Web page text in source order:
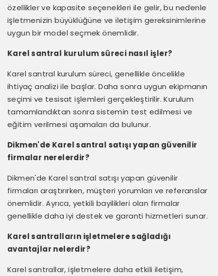
özellikler ve kapasite seçenekleri ile gelir, bu nedenle
işletmenizin büyüklüğüne ve iletişim gereksinimlerine
uygun bir model seçmek önemlidir.
Karel santral kurulum süreci nasıl işler?
Karel santral kurulum süreci, genellikle öncelikle
ihtiyaç analizi ile başlar. Daha sonra uygun ekipmanın
seçimi ve tesisat işlemleri gerçekleştirilir. Kurulum
tamamlandıktan sonra sistemin test edilmesi ve
eğitim verilmesi aşamaları da bulunur.
Dikmen'de Karel santral satışı yapan güvenilir
firmalar nerelerdir?
Dikmen'de Karel santral satışı yapan güvenilir
firmaları araştırırken, müşteri yorumları ve referanslar
önemlidir. Ayrıca, yetkili bayilikleri olan firmalar
genellikle daha iyi destek ve garanti hizmetleri sunar.
Karel santralların işletmelere sağladığı
avantajlar nelerdir?
Karel santrallar, işletmelere daha etkili iletişim,